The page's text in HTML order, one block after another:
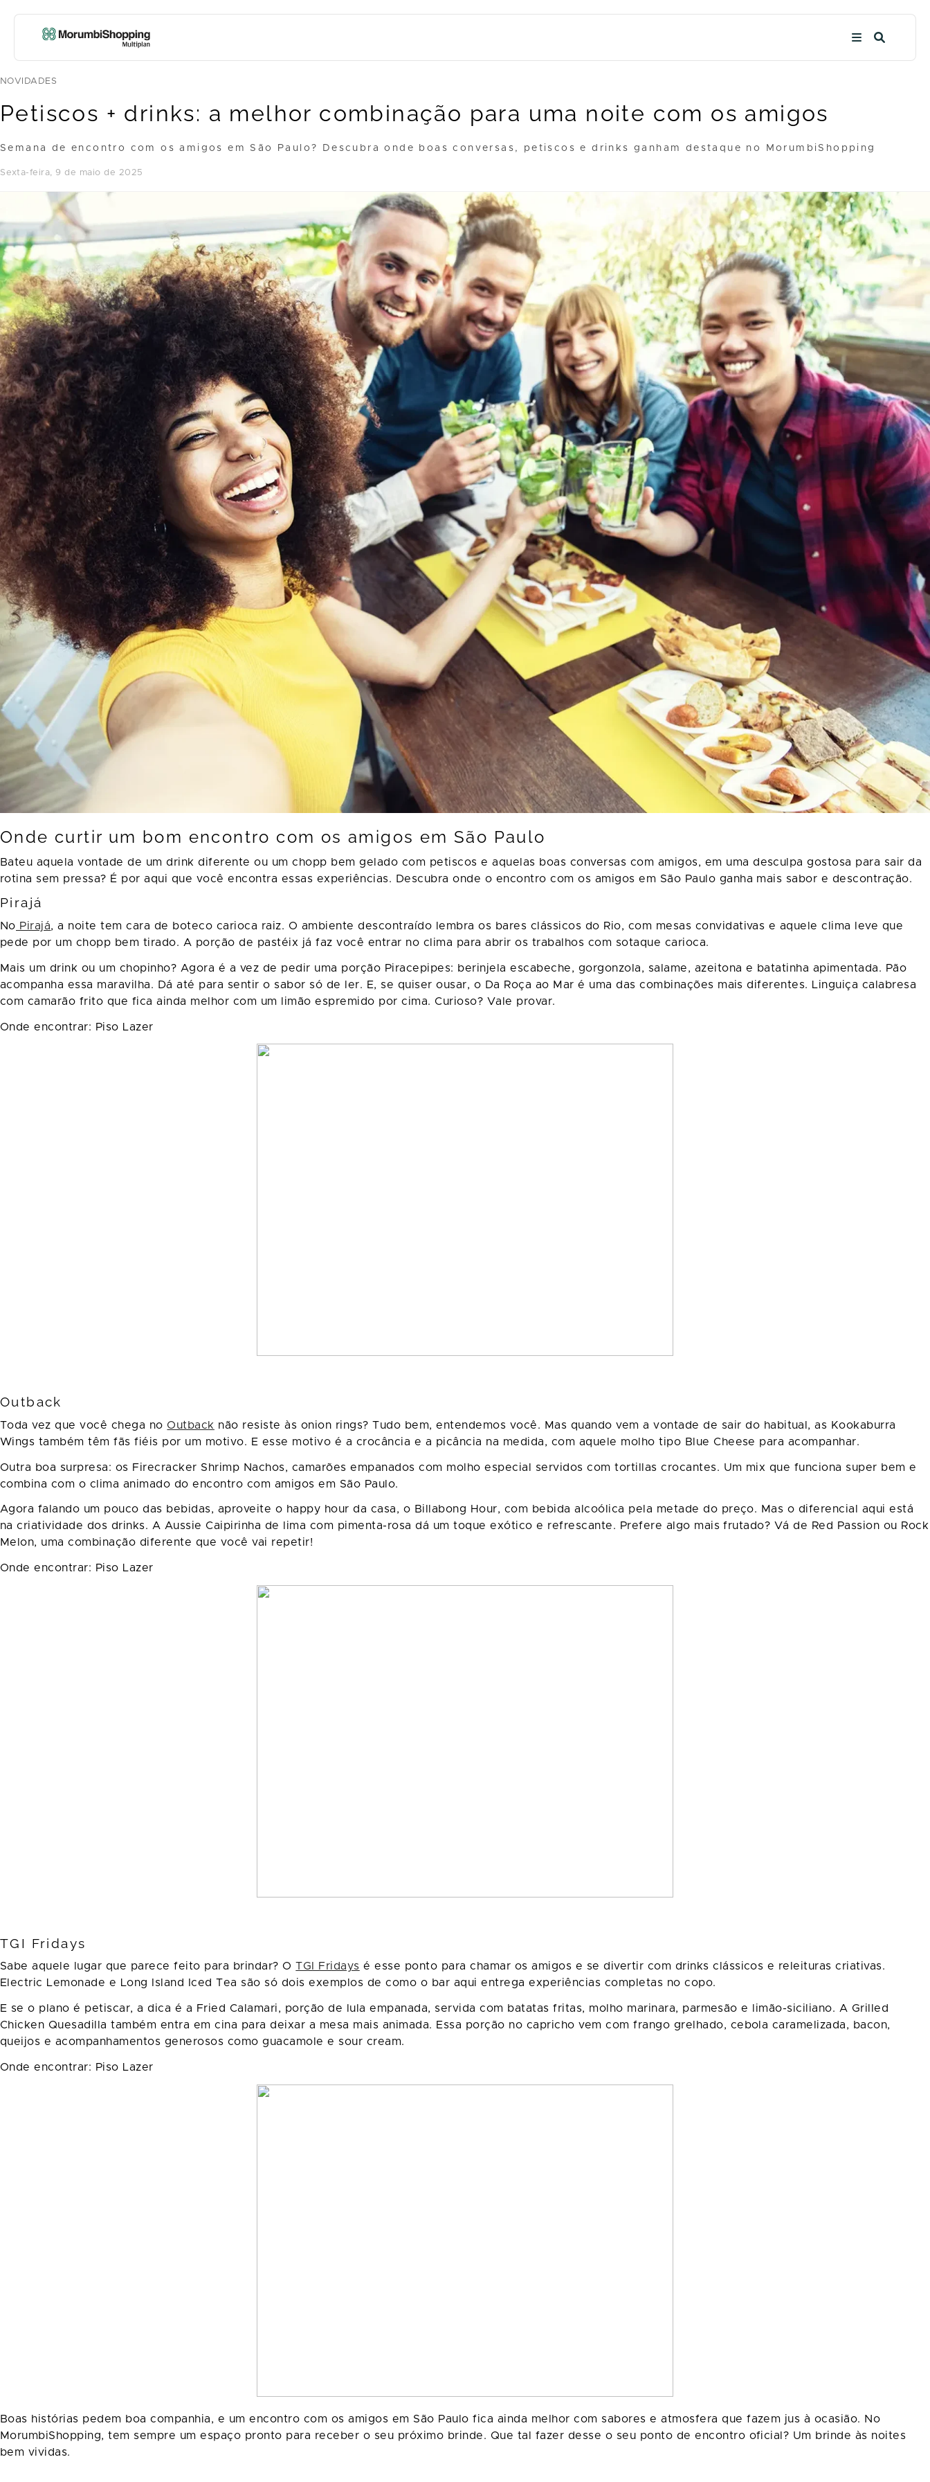
NOVIDADES
Petiscos + drinks: a melhor combinação para uma noite com os amigos
Semana de encontro com os amigos em São Paulo? Descubra onde boas conversas, petiscos e drinks ganham destaque no MorumbiShopping
sexta-feira, 9 de maio de 2025
Onde curtir um bom encontro com os amigos em São Paulo
Bateu aquela vontade de um drink diferente ou um chopp bem gelado com petiscos e aquelas boas conversas com amigos, em uma desculpa gostosa para sair da
rotina sem pressa? É por aqui que você encontra essas experiências. Descubra onde o encontro com os amigos em São Paulo ganha mais sabor e descontração.
Pirajá
No Pirajá, a noite tem cara de boteco carioca raiz. O ambiente descontraído lembra os bares clássicos do Rio, com mesas convidativas e aquele clima leve que
pede por um chopp bem tirado. A porção de pastéix já faz você entrar no clima para abrir os trabalhos com sotaque carioca.
Mais um drink ou um chopinho? Agora é a vez de pedir uma porção Piracepipes: berinjela escabeche, gorgonzola, salame, azeitona e batatinha apimentada. Pão
acompanha essa maravilha. Dá até para sentir o sabor só de ler. E, se quiser ousar, o Da Roça ao Mar é uma das combinações mais diferentes. Linguiça calabresa
com camarão frito que fica ainda melhor com um limão espremido por cima. Curioso? Vale provar.
Onde encontrar: Piso Lazer
Outback
Toda vez que você chega noOutback não resiste às onion rings? Tudo bem, entendemos você. Mas quando vem a vontade de sair do habitual, as Kookaburra
Wings também têm fãs fiéis por um motivo. E esse motivo é a crocância e a picância na medida, com aquele molho tipo Blue Cheese para acompanhar.
Outra boa surpresa: os Firecracker Shrimp Nachos, camarões empanados com molho especial servidos com tortillas crocantes. Um mix que funciona super bem e
combina com o clima animado do encontro com amigos em São Paulo.
Agora falando um pouco das bebidas, aproveite o happy hour da casa, o Billabong Hour, com bebida alcoólica pela metade do preço. Mas o diferencial aqui está
na criatividade dos drinks. A Aussie Caipirinha de lima com pimenta-rosa dá um toque exótico e refrescante. Prefere algo mais frutado? Vá de Red Passion ou Rock
Melon, uma combinação diferente que você vai repetir!
Onde encontrar: Piso Lazer
TGI Fridays
Sabe aquele lugar que parece feito para brindar? OTGI Fridays é esse ponto para chamar os amigos e se divertir com drinks clássicos e releituras criativas.
Electric Lemonade e Long Island Iced Tea são só dois exemplos de como o bar aqui entrega experiências completas no copo.
E se o plano é petiscar, a dica é a Fried Calamari, porção de lula empanada, servida com batatas fritas, molho marinara, parmesão e limão-siciliano. A Grilled
Chicken Quesadilla também entra em cina para deixar a mesa mais animada. Essa porção no capricho vem com frango grelhado, cebola caramelizada, bacon,
queijos e acompanhamentos generosos como guacamole e sour cream.
Onde encontrar: Piso Lazer
Boas histórias pedem boa companhia, e um encontro com os amigos em São Paulo fica ainda melhor com sabores e atmosfera que fazem jus à ocasião. No
MorumbiShopping, tem sempre um espaço pronto para receber o seu próximo brinde. Que tal fazer desse o seu ponto de encontro oficial? Um brinde às noites
bem vividas.